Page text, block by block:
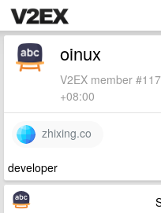
oinux
V2EX member
+08:00
zhixing.co
developer